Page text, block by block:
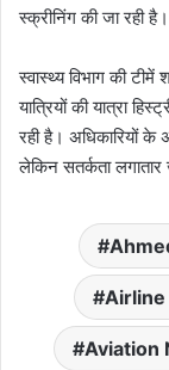
स्क्रीनिंग की जा रही है।
स्वास्थ्य विभाग की
यात्रियों की यात्रा
रही है। अधिकारियों के
लेकिन सतर्कता लगातार
Airline
Aviation